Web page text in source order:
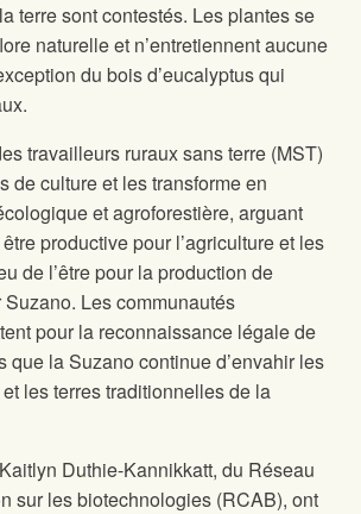
terre sont contestés. Les plantes se
naturelle et n’entretiennent aucune
du bois d’eucalyptus qui
travailleurs ruraux sans terre (MST)
de culture et les transforme en
et agroforestière, arguant
productive pour l’agriculture et les
de l’être pour la production de
Les communautés
pour la reconnaissance légale de
que la Suzano continue d’envahir les
les terres traditionnelles de la
Duthie-Kannikkatt, du Réseau
sur les biotechnologies (RCAB), ont